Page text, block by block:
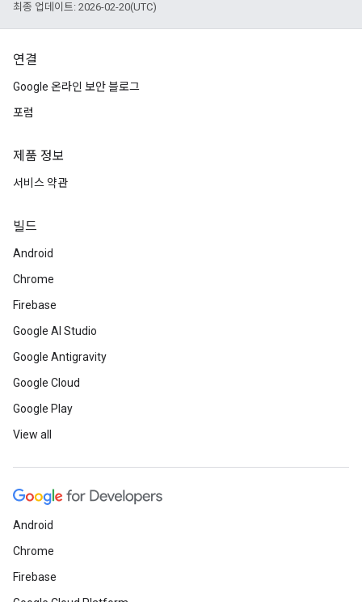
최종 업데이트: 2026-02-20(UTC)
연결
Google 온라인 보안 블로그
포럼
제품 정보
서비스 약관
빌드
Android
Chrome
Firebase
Google AI Studio
Google Antigravity
Google Cloud
Google Play
View all
Android
Chrome
Firebase